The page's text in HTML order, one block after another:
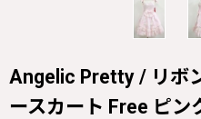
Angelic Pretty / リボ
ースカート Free ピ